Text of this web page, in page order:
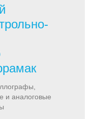
и аналоговые